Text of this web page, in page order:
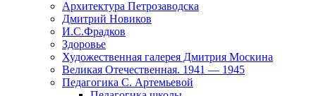
Архитектура Петрозаводска
Дмитрий Новиков
И.С.Фрадков
Здоровье
Художественная галерея Дмитрия Москина
Великая Отечественная. 1941 — 1945
Педагогика С. Артемьевой